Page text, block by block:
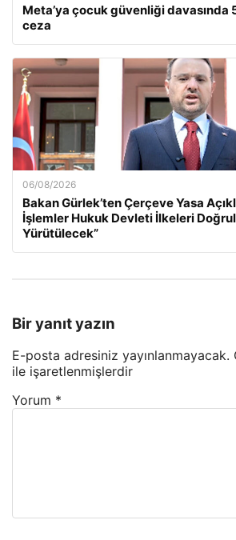
Meta’ya çocuk güvenliği davasında
ceza
06/08/2026
Bakan Gürlek’ten Çerçeve Yasa
İşlemler Hukuk Devleti İlkeleri
Yürütülecek”
Bir yanıt yazın
E-posta adresiniz yayınlanmayacak.
ile işaretlenmişlerdir
Yorum *